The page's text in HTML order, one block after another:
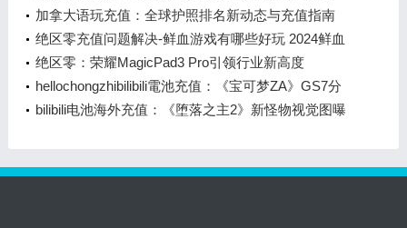
3DM推出《宝可梦传说 Z-A》专属地图
加拿大语玩充值：全球护照排名新动态与充值指南
绝区零充值问题解决-鲜血游戏有哪些好玩 2024鲜血
游戏排行榜前十
绝区零：荣耀MagicPad3 Pro引领行业新高度
hellochongzhibilibili電池充值：《宝可梦ZA》GS7分
PS+美服新增阵容公开
bilibili电池海外充值：《堕落之主2》新怪物视觉图曝